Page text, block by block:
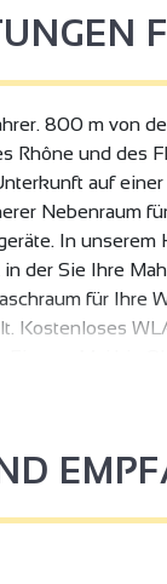
800 m von
Rhône und des
auf
Nebenraum
In unserem
in der Sie Ihre
für Ihre
Kostenloses
und
2